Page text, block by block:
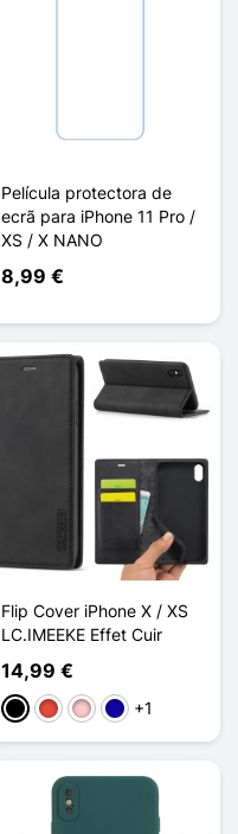
Película protectora de
ecrã para iPhone 11 Pro /
XS / X NANO
8,99 €
Flip Cover iPhone X / XS
LC.IMEEKE Effet Cuir
14,99 €
PretoVermelho
RosaAzul Escuro
+1